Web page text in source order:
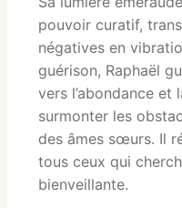
pouvoir curatif,
négatives en
guérison, Raphaël
vers l’abondance et
surmonter les
des âmes sœurs. Il
tous ceux qui
bienveillante.